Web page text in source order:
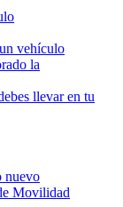
vehículo
la
llevar en tu
nuevo
Movilidad